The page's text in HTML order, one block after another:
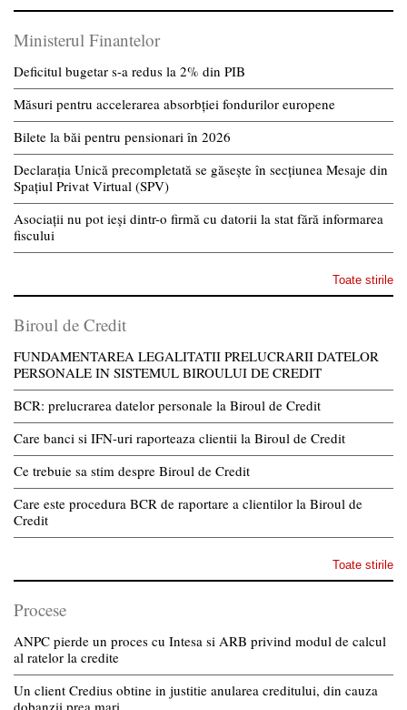
Ministerul Finantelor
Deficitul bugetar s-a redus la 2% din PIB
Măsuri pentru accelerarea absorbției fondurilor europene
Bilete la băi pentru pensionari în 2026
Declarația Unică precompletată se găsește în secțiunea Mesaje din
Spațiul Privat Virtual (SPV)
Asociații nu pot ieși dintr-o firmă cu datorii la stat fără informarea
fiscului
Toate stirile
Biroul de Credit
FUNDAMENTAREA LEGALITATII PRELUCRARII DATELOR
PERSONALE IN SISTEMUL BIROULUI DE CREDIT
BCR: prelucrarea datelor personale la Biroul de Credit
Care banci si IFN-uri raporteaza clientii la Biroul de Credit
Ce trebuie sa stim despre Biroul de Credit
Care este procedura BCR de raportare a clientilor la Biroul de
Credit
Toate stirile
Procese
ANPC pierde un proces cu Intesa si ARB privind modul de calcul
al ratelor la credite
Un client Credius obtine in justitie anularea creditului, din cauza